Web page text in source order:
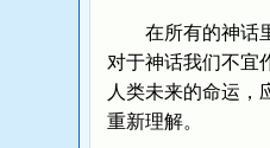
在所有的神话里
对于神话我们不宜
人类未来的命运，
重新理解。